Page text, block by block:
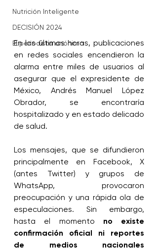
Nutrición Inteligente
DECISIÓN 2024
El periodista anónimo
En las últimas horas, publicaciones
en redes sociales encendieron la
alarma entre miles de usuarios al
asegurar que el expresidente de
México, Andrés Manuel López
Obrador, se encontraría
hospitalizado y en estado delicado
de salud.
Los mensajes, que se difundieron
principalmente en Facebook, X
(antes Twitter) y grupos de
WhatsApp, provocaron
preocupación y una rápida ola de
especulaciones. Sin embargo,
hasta el momento no existe
confirmación oficial ni reportes
de medios nacionales